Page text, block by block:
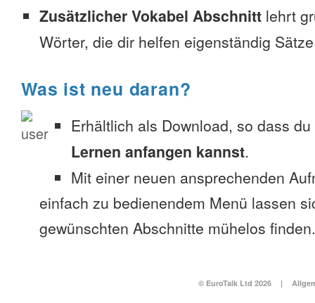
Zusätzlicher Vokabel Abschnitt lehrt
Wörter, die dir helfen eigenständig
Was ist neu daran?
Erhältlich als Download, so dass du
Lernen anfangen kannst.
Mit einer neuen ansprechenden
einfach zu bedienendem Menü lassen
gewünschten Abschnitte mühelos finden.
© EuroTalk Ltd 2026 |